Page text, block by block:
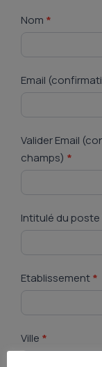
Onco-
Occitanie,
ans
Nom *
Email
Valider Email
champs) *
Intitulé du poste
Etablissement*
Ville *